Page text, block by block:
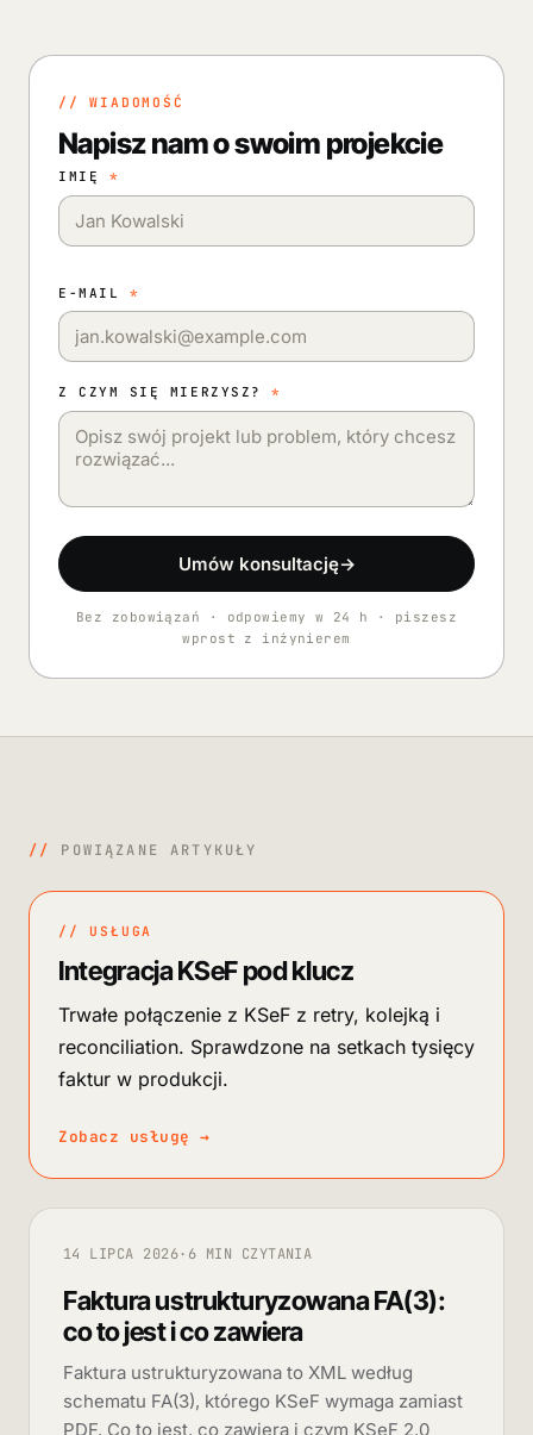
// WIADOMOŚĆ
Napisz nam o swoim projekcie
IMIĘ *
E-MAIL *
Z CZYM SIĘ MIERZYSZ?*
Umów konsultację→
Bez zobowiązań · odpowiemy w 24 h · piszesz
wprost z inżynierem
// POWIĄZANE ARTYKUŁY
// USŁUGA
Integracja KSeF pod klucz
Trwałe połączenie z KSeF z retry, kolejką i
reconciliation. Sprawdzone na setkach tysięcy
faktur w produkcji.
Zobacz usługę→
14 LIPCA 2026· 6 MIN CZYTANIA
Faktura ustrukturyzowana FA(3):
co to jest i co zawiera
Faktura ustrukturyzowana to XML według
schematu FA(3), którego KSeF wymaga zamiast
PDF. Co to jest, co zawiera i czym KSeF 2.0